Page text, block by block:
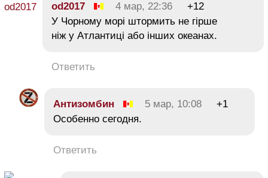
od2017 4 мар, 22:36
+12
У Чорному морі штормить не гірше
ніж у Атлантиці або інших океанах.
Ответить
Антизомбин 5 мар, 10:08
+1
Особенно сегодня.
Ответить